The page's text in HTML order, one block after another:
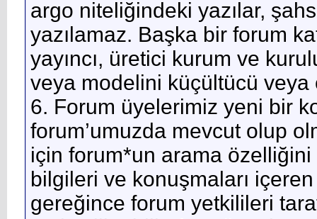
argo niteliğindeki yazılar,
yazılamaz. Başka bir forum
yayıncı, üretici kurum ve
veya modelini küçültücü veya
6. Forum üyelerimiz yeni bir
forum’umuzda mevcut olup
için forum*un arama özelliğini
bilgileri ve konuşmaları
gereğince forum yetkilileri